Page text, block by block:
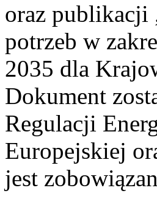
oraz publikacji
potrzeb w
2035 dla
Dokument
Regulacji
Europejskiej
jest